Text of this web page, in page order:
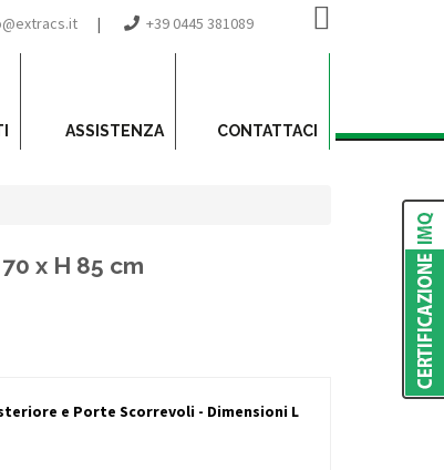
| +39 0445 381089
ASSISTENZA CONTATTACI
x H 85 cm
e Porte Scorrevoli - Dimensioni L